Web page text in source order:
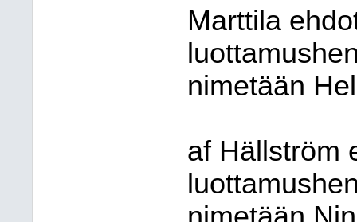
Marttila
nimetään
af Hällström